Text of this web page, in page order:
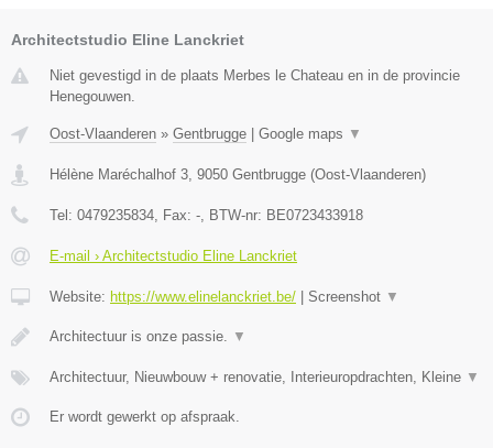
Architectstudio Eline Lanckriet
Niet gevestigd in de plaats Merbes le Chateau en in de provincie
Henegouwen.
Oost-Vlaanderen » Gentbrugge Google maps ▼
Hélène Maréchalhof 3, 9050 Gentbrugge (Oost-Vlaanderen)
Tel: 0479235834, Fax: -, BTW-nr: BE0723433918
E-mail › Architectstudio Eline Lanckriet
Website: https://www.elinelanckriet.be/ Screenshot ▼
Architectuur is onze passie. ▼
Architectuur, Nieuwbouw + renovatie, Interieuropdrachten, Kleine ▼
Er wordt gewerkt op afspraak.